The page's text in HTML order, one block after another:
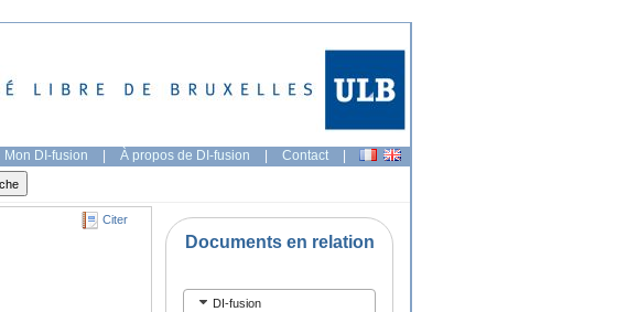
Mon DI-fusion | À propos de DI-fusion | Contact |
Citer
Documents en relation
DI-fusion